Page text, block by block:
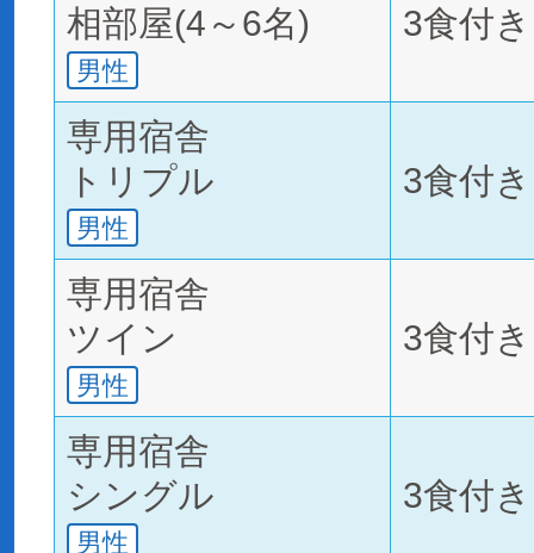
相部屋(4～6名)
男性
3食付き
専用宿舎
トリプル
男性
3食付き
専用宿舎
ツイン
男性
3食付き
専用宿舎
シングル
男性
3食付き